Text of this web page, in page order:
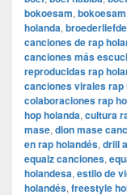
bokoesam,
holanda,
canciones de rap
canciones más
reproducidas rap
canciones virales rap
colaboraciones rap
hop holanda, cultura
mase, dion mase
en rap holandés, drill
equalz canciones,
holandesa, estilo de
holandés, freestyle